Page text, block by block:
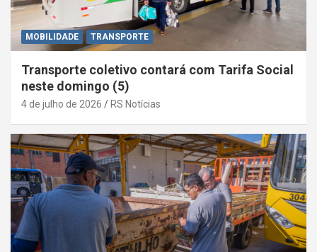
MOBILIDADE TRANSPORTE
Transporte coletivo contará com Tarifa Social
neste domingo (5)
4 de julho de 2026 RS Notícias